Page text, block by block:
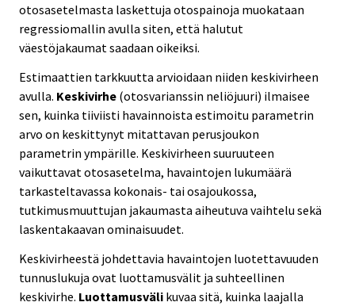
otosasetelmasta laskettuja otospainoja muokataan
regressiomallin avulla siten, että halutut
väestöjakaumat saadaan oikeiksi.
Estimaattien tarkkuutta arvioidaan niiden keskivirheen
avulla. Keskivirhe (otosvarianssin neliöjuuri) ilmaisee
sen, kuinka tiiviisti havainnoista estimoitu parametrin
arvo on keskittynyt mitattavan perusjoukon
parametrin ympärille. Keskivirheen suuruuteen
vaikuttavat otosasetelma, havaintojen lukumäärä
tarkasteltavassa kokonais- tai osajoukossa,
tutkimusmuuttujan jakaumasta aiheutuva vaihtelu sekä
laskentakaavan ominaisuudet.
Keskivirheestä johdettavia havaintojen luotettavuuden
tunnuslukuja ovat luottamusvälit ja suhteellinen
keskivirhe. Luottamusväli kuvaa sitä, kuinka laajalla